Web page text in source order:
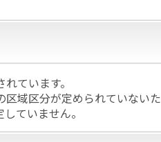
ています。
区域区分が定められていないた
ていません。